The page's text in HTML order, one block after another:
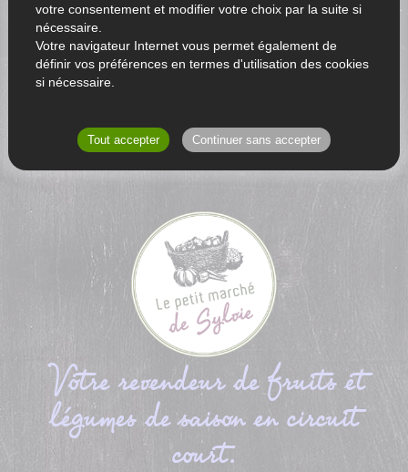
Votre revendeur de fruits et
légumes de saison en circuit
court.
votre consentement et modifier votre choix par la suite si
nécessaire.
Votre navigateur Internet vous permet également de
définir vos préférences en termes d'utilisation des cookies
si nécessaire.
Tout accepter Continuer sans accepter